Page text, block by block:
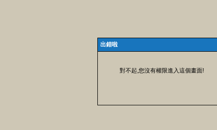
出錯啦
對不起,您沒有權限進入這個畫面!